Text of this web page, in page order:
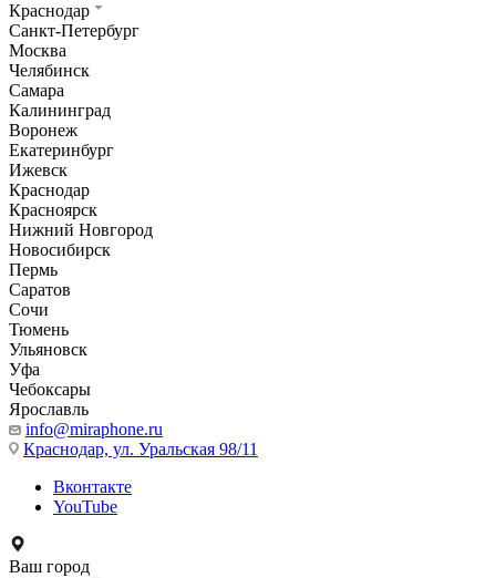
Краснодар
Санкт-Петербург
Москва
Челябинск
Самара
Калининград
Воронеж
Екатеринбург
Ижевск
Краснодар
Красноярск
Нижний Новгород
Новосибирск
Пермь
Саратов
Сочи
Тюмень
Ульяновск
Уфа
Чебоксары
Ярославль
info@miraphone.ru
Краснодар, ул. Уральская 98/11
Вконтакте
YouTube
Ваш город